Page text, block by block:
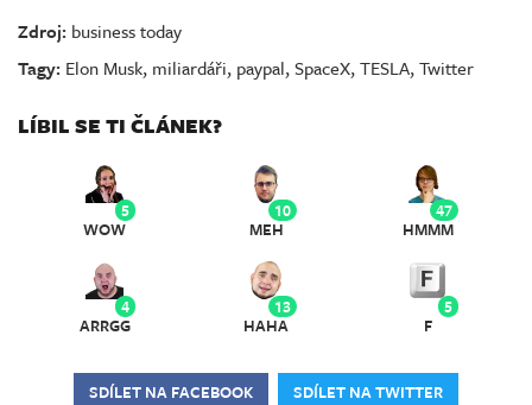
Zdroj: business today
Tagy: Elon Musk, miliardáři, paypal,SpaceX,TESLA,Twitter
LÍBIL SE TI ČLÁNEK?
5
WOW
10
MEH
47
HMMM
4
ARRGG
13
HAHA
5
F
SDÍLET NA FACEBOOK SDÍLET NA TWITTER